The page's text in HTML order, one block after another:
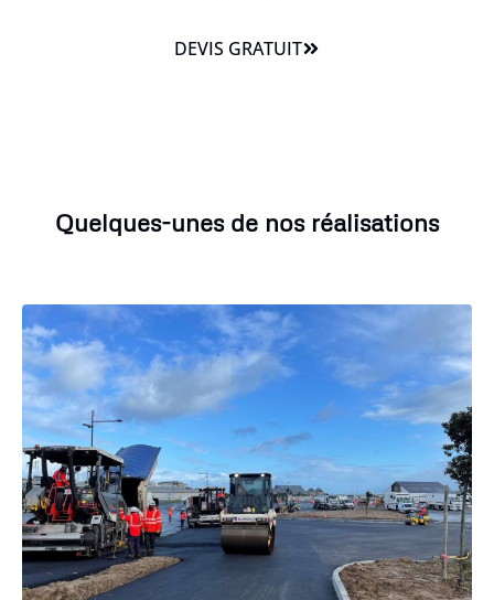
DEVIS GRATUIT
Quelques-unes de nos réalisations